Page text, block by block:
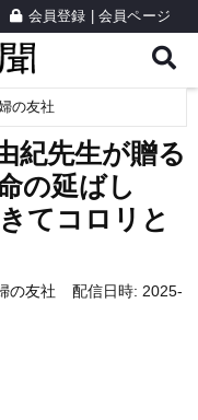
会員登録 会員ページ
の友社
紀先生が贈る
の延ばし
てコロリと
の友社
配信日時: 2025-